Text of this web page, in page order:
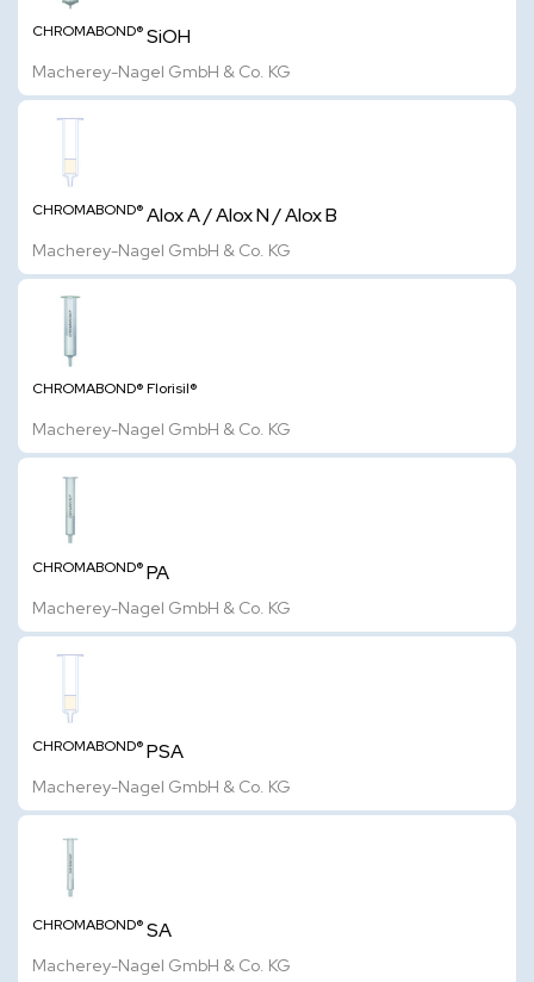
CHROMABOND®SiOH
Macherey-Nagel GmbH & Co. KG
CHROMABOND®Alox A / Alox N / Alox B
Macherey-Nagel GmbH & Co. KG
CHROMABOND®Florisil®
Macherey-Nagel GmbH & Co. KG
CHROMABOND®PA
Macherey-Nagel GmbH & Co. KG
CHROMABOND®PSA
Macherey-Nagel GmbH & Co. KG
CHROMABOND®SA
Macherey-Nagel GmbH & Co. KG